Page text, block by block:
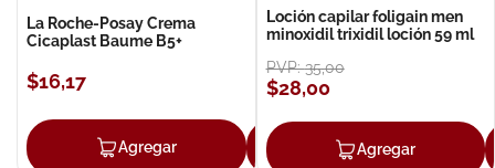
La Roche-Posay Crema
Cicaplast Baume B5+
$16,17
Agregar Agregar
Loción capilar foligain men
minoxidil trixidil loción 59 ml
PVP:35,00
$28,00
Agregar